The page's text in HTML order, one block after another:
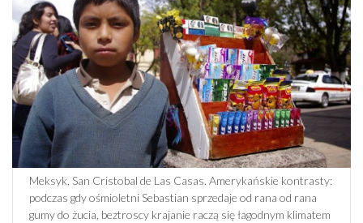
Meksyk, San Cristobal de Las Casas. Amerykańskie kontrasty:
podczas gdy ośmioletni Sebastian sprzedaje od rana od rana
gumy do żucia, beztroscy krajanie raczą się łagodnym klimatem